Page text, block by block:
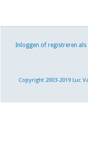
Inloggen of registreren als
Copyright 2003-2019 Luc